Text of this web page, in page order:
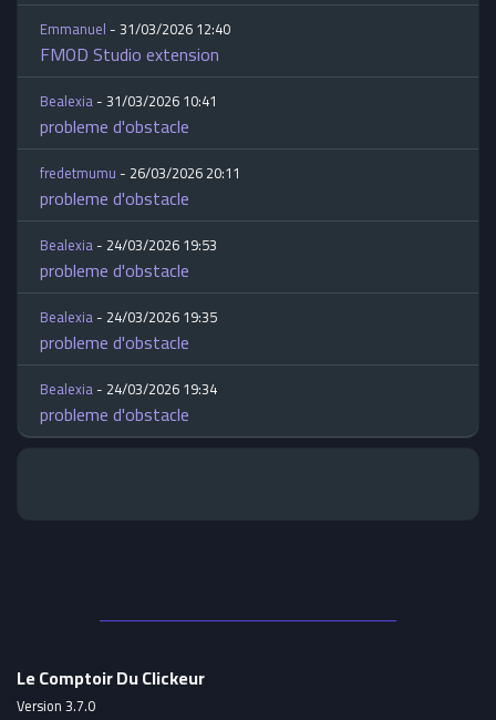
Emmanuel- 31/03/2026 12:40
FMOD Studio extension
Bealexia- 31/03/2026 10:41
probleme d'obstacle
fredetmumu- 26/03/2026 20:11
probleme d'obstacle
Bealexia- 24/03/2026 19:53
probleme d'obstacle
Bealexia- 24/03/2026 19:35
probleme d'obstacle
Bealexia- 24/03/2026 19:34
probleme d'obstacle
Le Comptoir Du Clickeur
Version 3.7.0